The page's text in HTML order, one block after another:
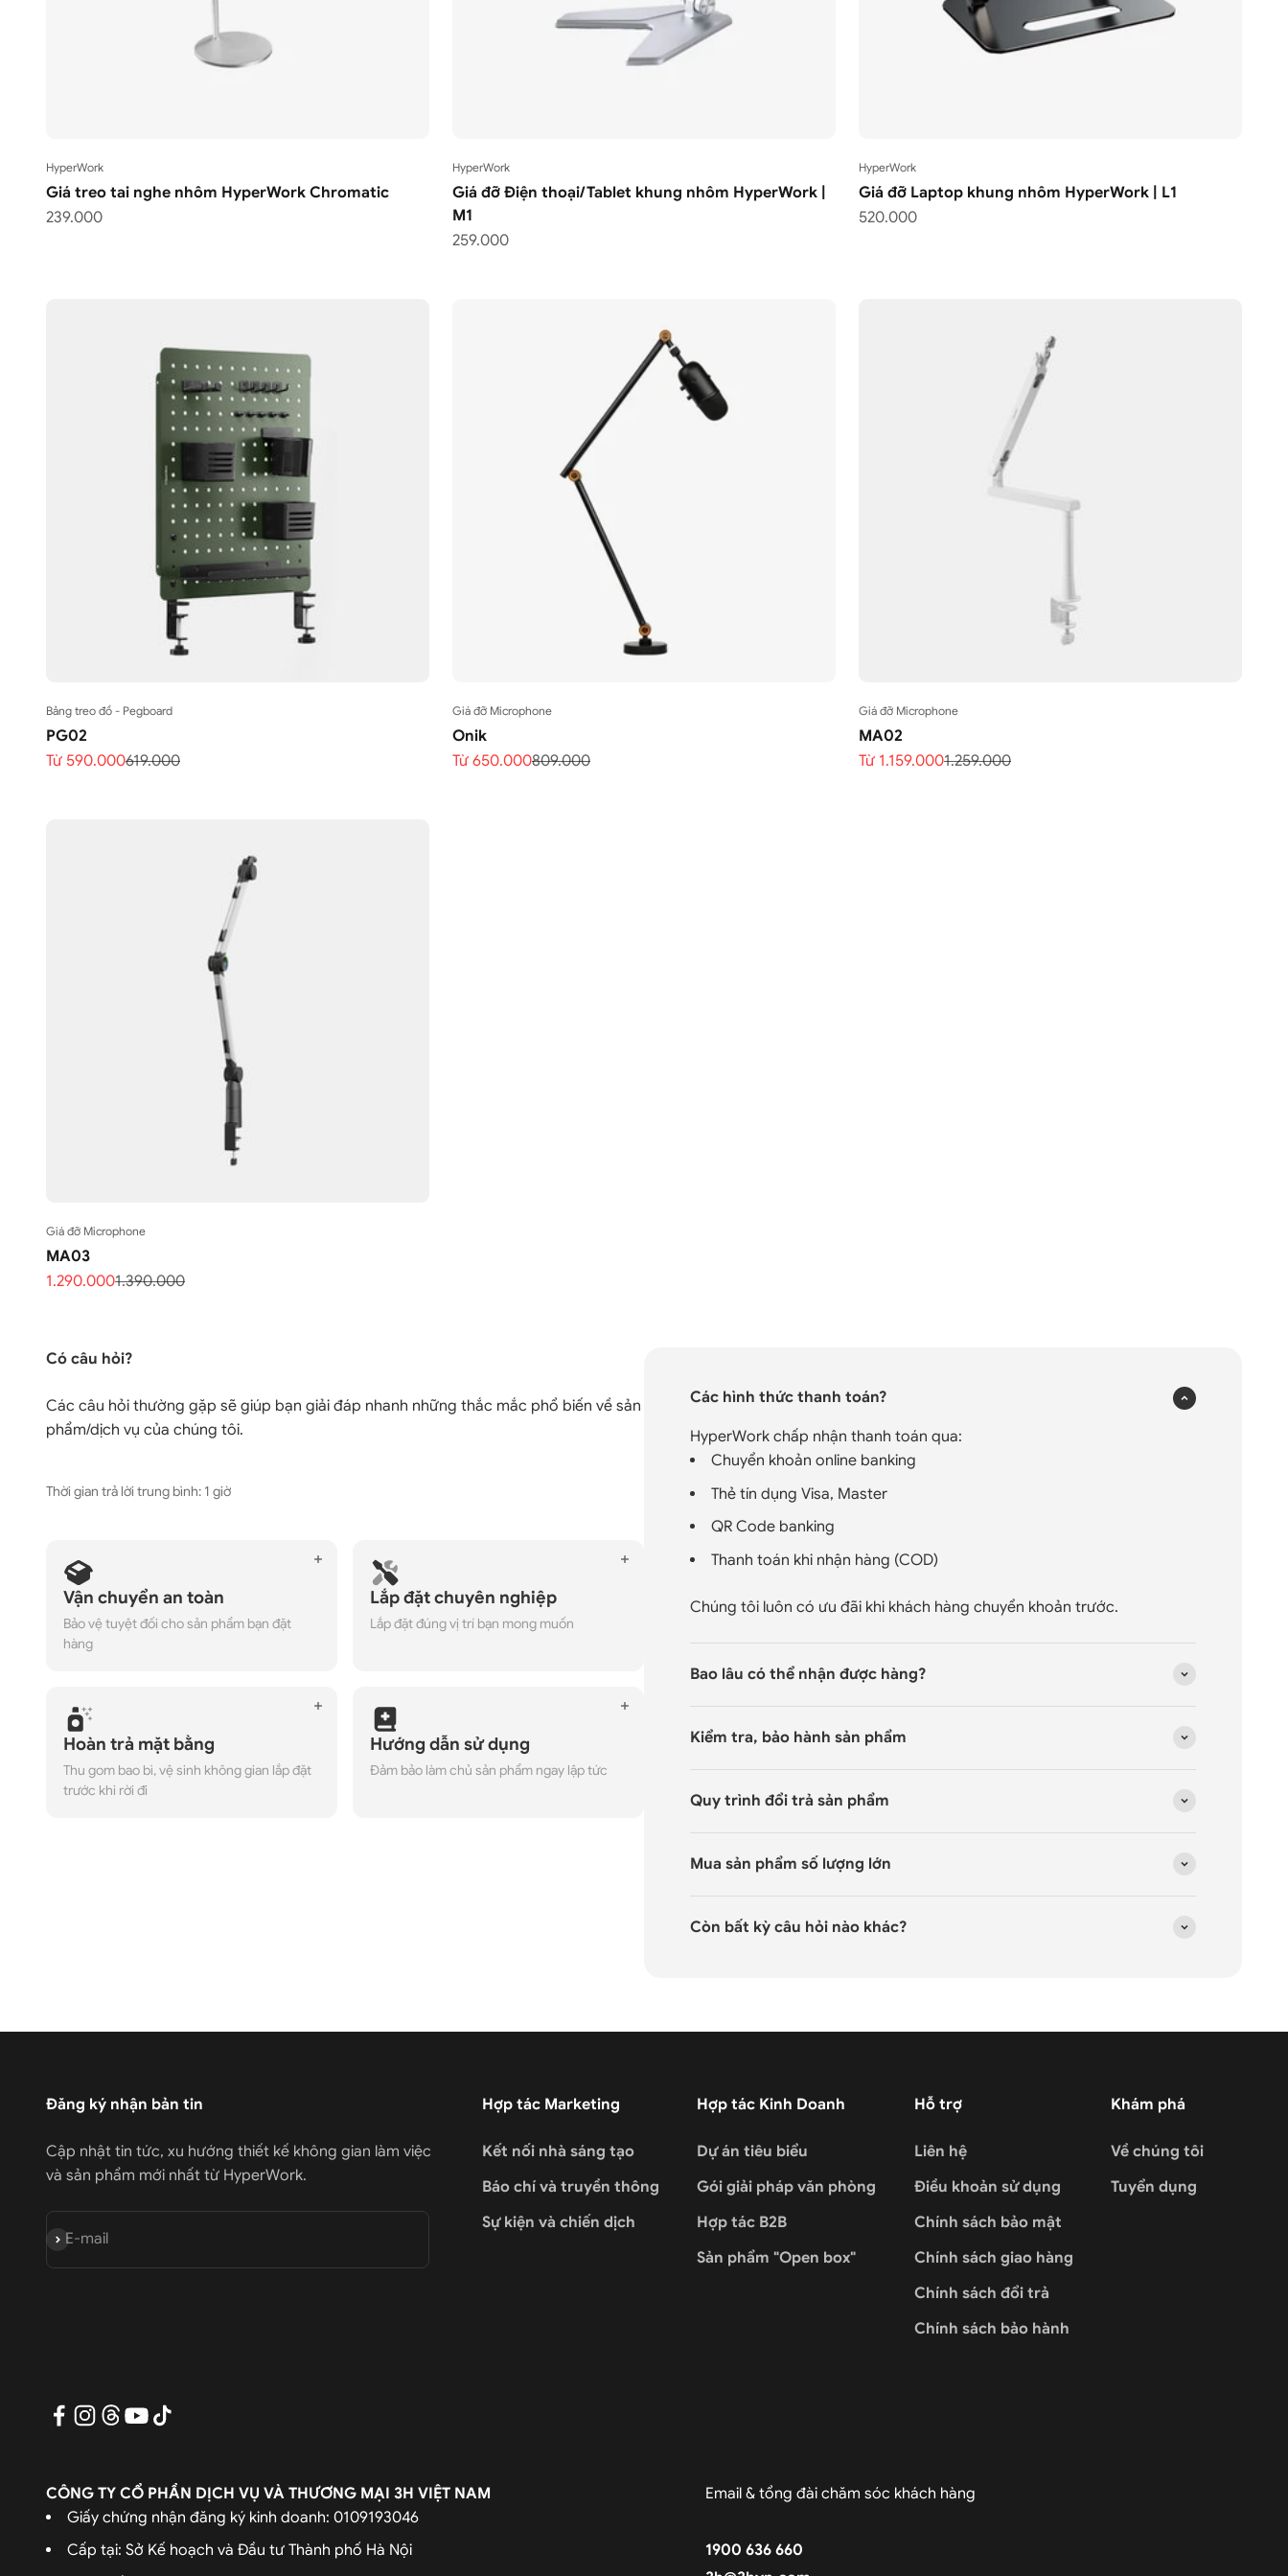
HyperWork
Giá treo tai nghe nhôm HyperWork Chromatic
Giá bán
239.000
HyperWork
Giá đỡ Điện thoại/Tablet khung nhôm HyperWork |
M1
Giá bán
259.000
HyperWork
Giá đỡ Laptop khung nhôm HyperWork | L1
Giá bán
520.000
Bảng treo đồ - Pegboard
PG02
Giá bán
Từ 590.000Giá thông thường
619.000
Giá đỡ Microphone
Onik
Giá bán
Từ 650.000Giá thông thường
809.000
Giá đỡ Microphone
MA02
Giá bán
Từ 1.159.000Giá thông thường
1.259.000
Giá đỡ Microphone
MA03
Giá bán
1.290.000Giá thông thường
1.390.000
Có câu hỏi?
Các câu hỏi thường gặp sẽ giúp bạn giải đáp nhanh những thắc mắc phổ biến về sản
phẩm/dịch vụ của chúng tôi.
Thời gian trả lời trung bình: 1 giờ
Vận chuyển an toàn
Bảo vệ tuyệt đối cho sản phẩm bạn đặt
hàng
Lắp đặt chuyên nghiệp
Lắp đặt đúng vị trí bạn mong muốn
Hoàn trả mặt bằng
Thu gom bao bì, vệ sinh không gian lắp đặt
trước khi rời đi
Hướng dẫn sử dụng
Đảm bảo làm chủ sản phẩm ngay lập tức
Các hình thức thanh toán?
HyperWork chấp nhận thanh toán qua:
Chuyển khoản online banking
Thẻ tín dụng Visa, Master
QR Code banking
Thanh toán khi nhận hàng (COD)
Chúng tôi luôn có ưu đãi khi khách hàng chuyển khoản trước.
Bao lâu có thể nhận được hàng?
Kiểm tra, bảo hành sản phẩm
Quy trình đổi trả sản phẩm
Mua sản phẩm số lượng lớn
Còn bất kỳ câu hỏi nào khác?
Đăng ký nhận bản tin
Cập nhật tin tức, xu hướng thiết kế không gian làm việc
và sản phẩm mới nhất từ HyperWork.
E-mail
Đăng ký
Hợp tác Marketing
Kết nối nhà sáng tạo
Báo chí và truyền thông
Sự kiện và chiến dịch
Hợp tác Kinh Doanh
Dự án tiêu biểu
Gói giải pháp văn phòng
Hợp tác B2B
Sản phẩm "Open box"
Hỗ trợ
Liên hệ
Điều khoản sử dụng
Chính sách bảo mật
Chính sách giao hàng
Chính sách đổi trả
Chính sách bảo hành
Khám phá
Về chúng tôi
Tuyển dụng
CÔNG TY CỔ PHẦN DỊCH VỤ VÀ THƯƠNG MẠI 3H VIỆT NAM
Giấy chứng nhận đăng ký kinh doanh: 0109193046
Cấp tại: Sở Kế hoạch và Đầu tư Thành phố Hà Nội
Email & tổng đài chăm sóc khách hàng
1900 636 660